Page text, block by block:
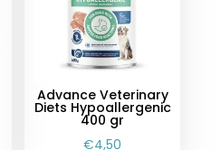
Advance Veterinary
Diets Hypoallergenic
400 gr
€4,50